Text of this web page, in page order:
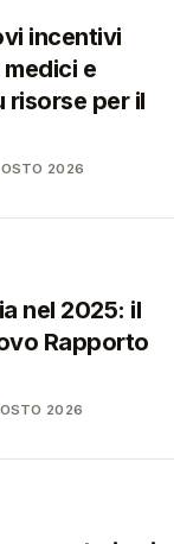
incentivi
e
risorse per il
2026
nel 2025: il
Rapporto
2026